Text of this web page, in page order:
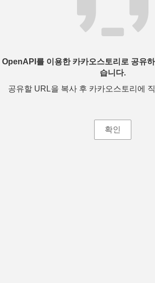
OpenAPI를 이용한 카카오스토리로 공유
습니다.
공유할 URL을 복사 후 카카오스토리에
확인